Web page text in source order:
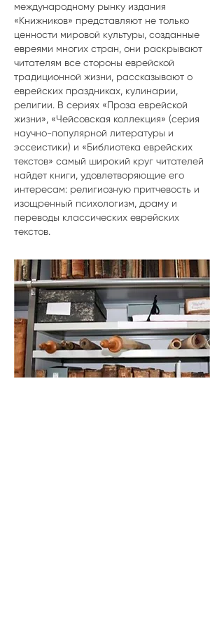
международному рынку издания
«Книжников» представляют не только
ценности мировой культуры, созданные
евреями многих стран, они раскрывают
читателям все стороны еврейской
традиционной жизни, рассказывают о
еврейских праздниках, кулинарии,
религии. В сериях «Проза еврейской
жизни», «Чейсовская коллекция» (серия
научно-популярной литературы и
эссеистики) и «Библиотека еврейских
текстов» самый широкий круг читателей
найдет книги, удовлетворяющие его
интересам: религиозную притчевость и
изощренный психологизм, драму и
переводы классических еврейских
текстов.